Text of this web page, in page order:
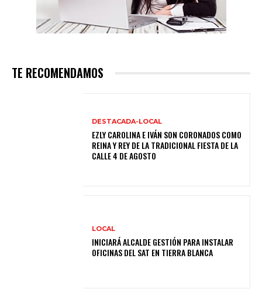
TE RECOMENDAMOS
DESTACADA-LOCAL
EZLY CAROLINA E IVÁN SON CORONADOS COMO
REINA Y REY DE LA TRADICIONAL FIESTA DE LA
CALLE 4 DE AGOSTO
LOCAL
INICIARÁ ALCALDE GESTIÓN PARA INSTALAR
OFICINAS DEL SAT EN TIERRA BLANCA